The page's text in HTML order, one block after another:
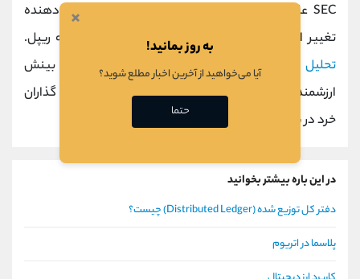
SEC علیه ریپل در آگوست 2025 صورت گرفت نشان‌ دهنده
تغییر استراتژی این صرافی است، نه کاهش اعتماد به ریپل.
تحلیل موجودی صرافی‌ ها به عنوان شاخصی کلیدی، بینش
ارزشمندی از الگوهای مالکیت و تقاضای واقعی سرمایه‌ گذاران
خرد در سراسر جهان ارائه می‌ دهد.
در این باره بیشتر بخوانید
دفتر کل توزیع شده (Distributed Ledger) چیست؟
پلاسما در اتریوم
×
به روز بمانید!
آیا می‌خواهید از آخرین اخبار مطلع شوید؟
حتما